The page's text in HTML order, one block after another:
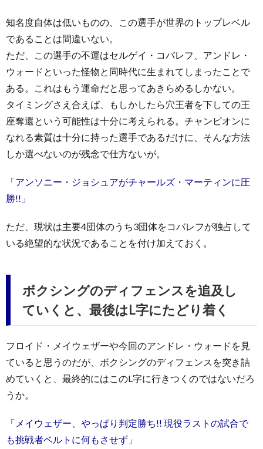
知名度自体は低いものの、この選手が世界のトップレベル
であることは間違いない。
ただ、この選手の不運はセルゲイ・コバレフ、アンドレ・
ウォードといった怪物と同時代に生まれてしまったことで
ある。これはもう運命だと思ってあきらめるしかない。
タイミングさえ合えば、もしかしたら穴王者を下しての王
座奪還という可能性は十分に考えられる。チャンピオンに
なれる素質は十分に持った選手であるだけに、そんな方法
しか選べないのが残念で仕方ないが。
「アンソニー・ジョシュアがチャールズ・マーティンに圧
勝!!」
ただ、現状は主要4団体のうち3団体をコバレフが独占して
いる絶望的な状況であることを付け加えておく。
ボクシングのディフェンスを追及し
ていくと、最後はL字にたどり着く
フロイド・メイウェザーや今回のアンドレ・ウォードを見
ていると思うのだが、ボクシングのディフェンスを突き詰
めていくと、最終的にはこのL字に行きつくのではないだろ
うか。
「メイウェザー、やっぱり判定勝ち!! 現役ラストの試合で
も挑戦者ベルトに何もさせず」